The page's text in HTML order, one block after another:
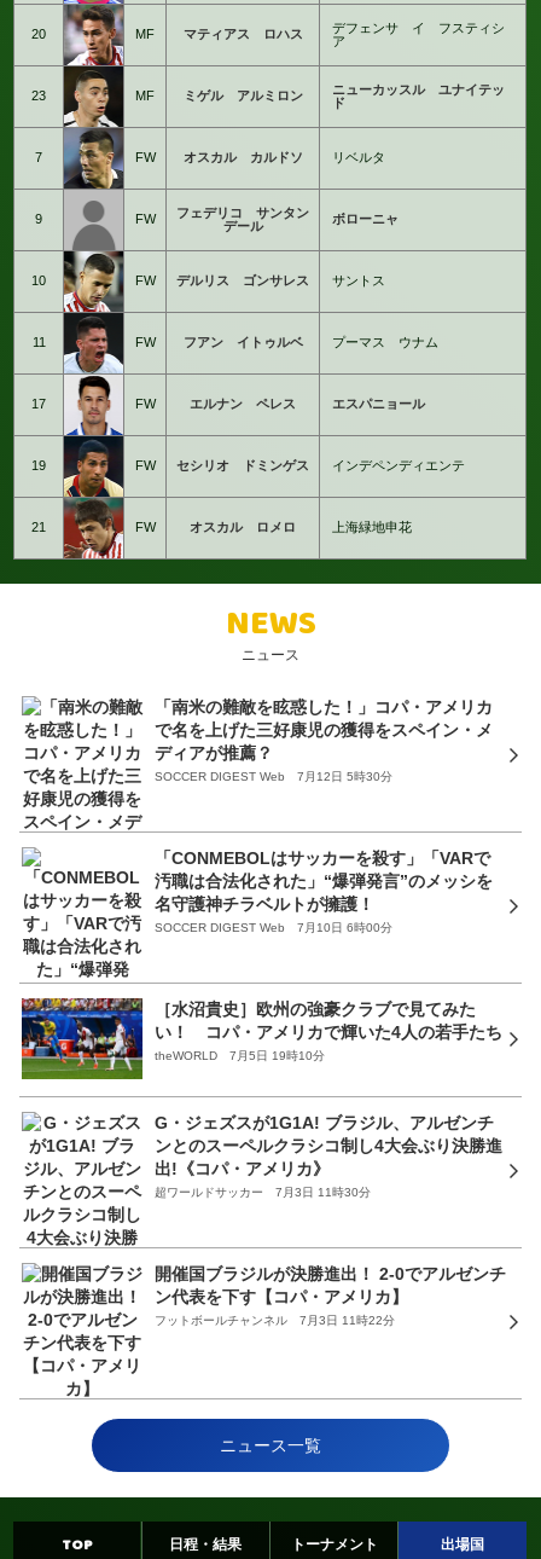
20 MF マティアス ロハス
デフェンサ イ フスティシ
ア
23 MF ミゲル アルミロン
ニューカッスル ユナイテッ
ド
7 FW オスカル カルドソ リベルタ
9 FW
フェデリコ サンタン
デール
ボローニャ
10 FW デルリス ゴンサレス サントス
11 FW フアン イトゥルベ プーマス ウナム
17 FW エルナン ペレス エスパニョール
19 FW セシリオ ドミンゲス インデペンディエンテ
21 FW オスカル ロメロ 上海緑地申花
NEWS
ニュース
「南米の難敵を眩惑した！」コパ・アメリカ
で名を上げた三好康児の獲得をスペイン・メ
ディアが推薦？
SOCCER DIGEST Web 7月12日 5時30分
「CONMEBOLはサッカーを殺す」「VARで
汚職は合法化された」“爆弾発言”のメッシを
名守護神チラベルトが擁護！
SOCCER DIGEST Web 7月10日 6時00分
［水沼貴史］欧州の強豪クラブで見てみた
い！ コパ・アメリカで輝いた4人の若手たち
theWORLD 7月5日 19時10分
G・ジェズスが1G1A! ブラジル、アルゼンチ
ンとのスーペルクラシコ制し4大会ぶり決勝進
出!《コパ・アメリカ》
超ワールドサッカー 7月3日 11時30分
開催国ブラジルが決勝進出！ 2-0でアルゼンチ
ン代表を下す【コパ・アメリカ】
フットボールチャンネル 7月3日 11時22分
ニュース一覧
TOP 日程・結果 トーナメント 出場国